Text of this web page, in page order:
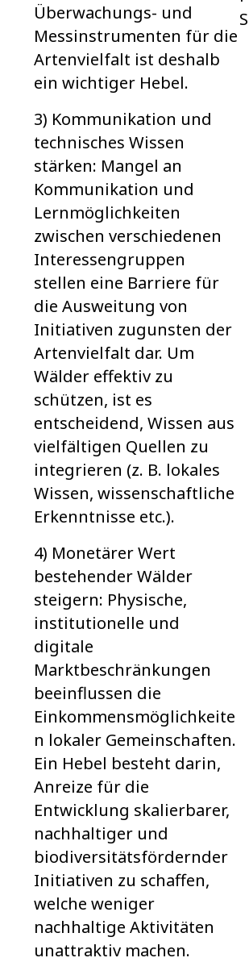
Überwachungs- und
Messinstrumenten für die
Artenvielfalt ist deshalb
ein wichtiger Hebel.
3) Kommunikation und
technisches Wissen
stärken: Mangel an
Kommunikation und
Lernmöglich­keiten
zwischen verschiedenen
Interessengruppen
stellen eine Barriere für
die Ausweitung von
Initiativen zugunsten der
Artenvielfalt dar. Um
Wälder effektiv zu
schützen, ist es
entscheidend, Wissen aus
vielfältigen Quellen zu
integrieren (z. B. lokales
Wissen, wissenschaftliche
Erkenntnisse etc.).
4) Monetärer Wert
bestehender Wälder
steigern: Physische,
institutionelle und
digitale
Marktbeschränkungen
beeinflussen die
Einkommensmöglichkeite
n lokaler Gemeinschaften.
Ein Hebel besteht darin,
Anreize für die
Entwicklung skalierbarer,
nachhaltiger und
biodiversitätsfördernder
Initiativen zu schaffen,
welche weniger
nachhaltige Aktivitäten
unattraktiv machen.